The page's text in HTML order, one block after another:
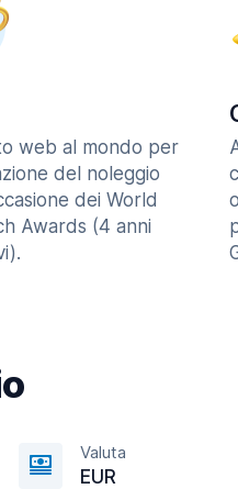
web al mondo per
del noleggio
dei World
Awards (4 anni
Valuta
EUR